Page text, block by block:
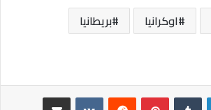
اوكرانيا
بريطانيا
لينكدإن بينتيريست
مشاركة عبر البريد